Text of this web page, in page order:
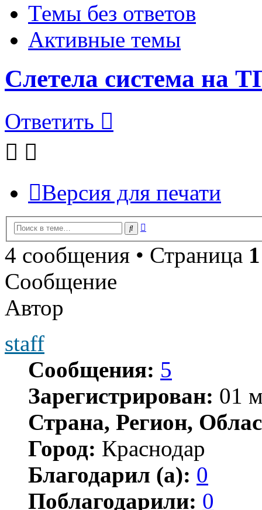
Темы без ответов
Активные темы
Слетела система на
Ответить
Версия для печати
Поиск
4 сообщения • Страница 1
Сообщение
Автор
staff
Сообщения: 5
Зарегистрирован: 01
Страна, Регион,
Город: Краснодар
Благодарил (а): 0
Поблагодарили: 0